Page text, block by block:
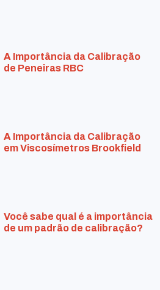
A Importância da Calibração
de Peneiras RBC
A Importância da Calibração
em Viscosímetros Brookfield
Você sabe qual é a importância
de um padrão de calibração?